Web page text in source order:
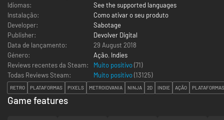
Idiomas:
See the supported languages
Instalação:
Como ativar o seu produto
Developer:
Sabotage
Publisher:
Devolver Digital
Data de lançamento:
29 August 2018
Género:
Ação, Indies
Reviews recentes da Steam:
Muito positivo(71)
Todas Reviews Steam:
Muito positivo(13125)
RETRO PLATAFORMAS PIXELS METROIDVANIA NINJA 2D INDIE AÇÃO
Game features